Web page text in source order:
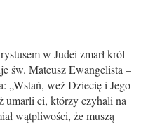
w Judei zmarł król
św. Mateusz Ewangelista –
„Wstań, weź Dziecię i Jego
umarli ci, którzy czyhali na
wątpliwości, że muszą